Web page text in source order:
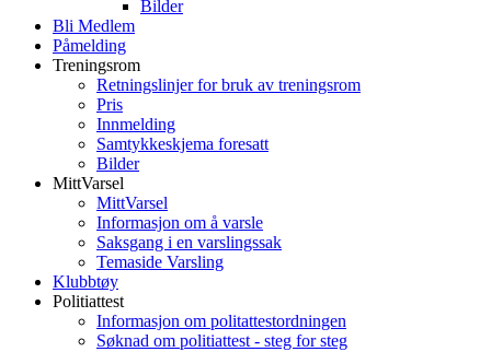
Bilder
Bli Medlem
Påmelding
Treningsrom
Retningslinjer for bruk av treningsrom
Pris
Innmelding
Samtykkeskjema foresatt
Bilder
MittVarsel
MittVarsel
Informasjon om å varsle
Saksgang i en varslingssak
Temaside Varsling
Klubbtøy
Politiattest
Informasjon om politattestordningen
Søknad om politiattest - steg for steg